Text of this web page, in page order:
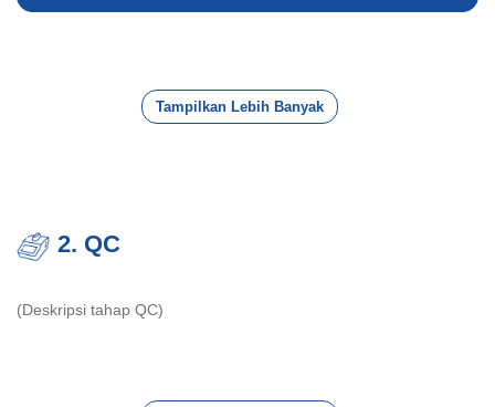
Tampilkan Lebih Banyak
2. QC
(Deskripsi tahap QC)